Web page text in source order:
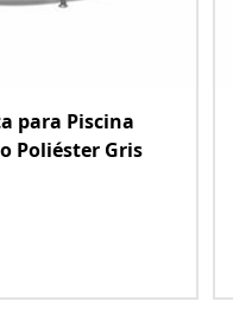
para Piscina
Poliéster Gris